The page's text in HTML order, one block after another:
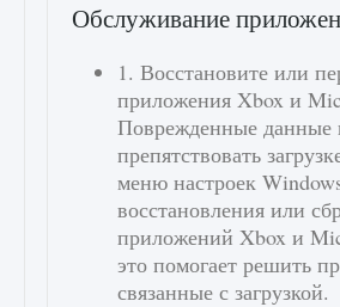
Обслуживание
1. Восстановите или
приложения Xbox и
Поврежденные данные
препятствовать
меню настроек
восстановления или
приложений Xbox и
это помогает решить
связанные с загрузкой.